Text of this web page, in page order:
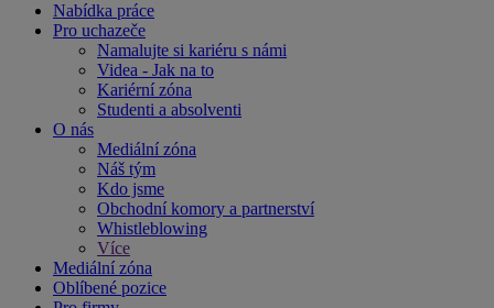
Nabídka práce
Pro uchazeče
Namalujte si kariéru s námi
Videa - Jak na to
Kariérní zóna
Studenti a absolventi
O nás
Mediální zóna
Náš tým
Kdo jsme
Obchodní komory a partnerství
Whistleblowing
Více
Mediální zóna
Oblíbené pozice